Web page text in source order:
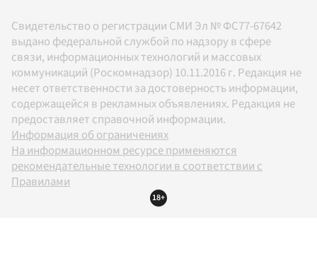
Свидетельство о регистрации СМИ Эл № ФС77-67642
выдано федеральной службой по надзору в сфере
связи, информационных технологий и массовых
коммуникаций (Роскомнадзор) 10.11.2016 г. Редакция не
несет ответственности за достоверность информации,
содержащейся в рекламных объявлениях. Редакция не
предоставляет справочной информации.
Информация об ограничениях
На информационном ресурсе применяются
рекомендательные технологии в соответствии с
Правилами
18+